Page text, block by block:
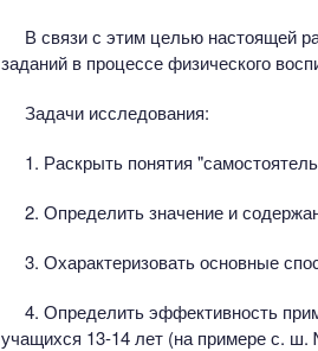
В связи с этим целью настоящей
заданий в процессе физического
Задачи исследования:
1. Раскрыть понятия
2. Определить значение и
3. Охарактеризовать основные
4. Определить эффективность
учащихся 13-14 лет (на примере с. ш.